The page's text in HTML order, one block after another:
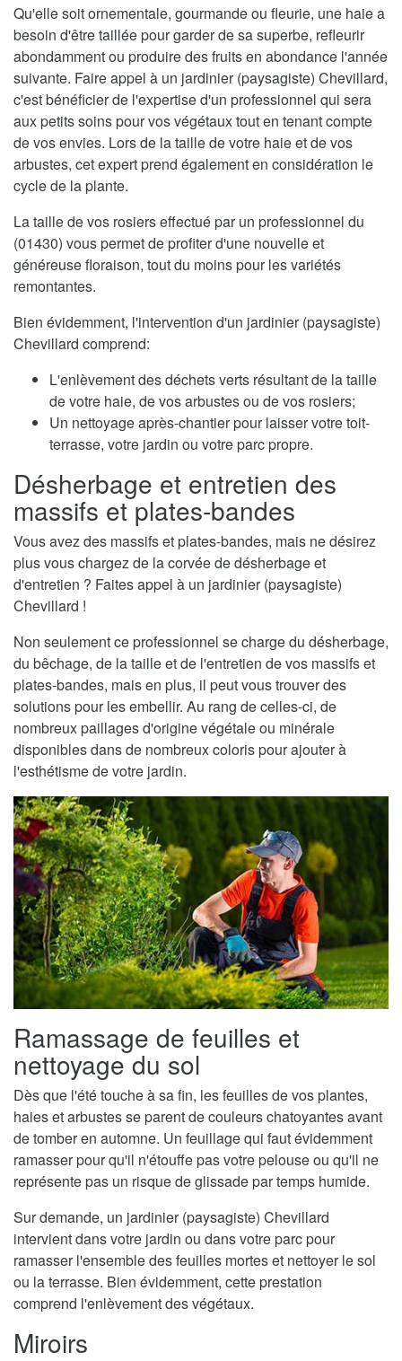
Qu'elle soit ornementale, gourmande ou fleurie, une haie a
besoin d'être taillée pour garder de sa superbe, refleurir
abondamment ou produire des fruits en abondance l'année
suivante. Faire appel à un jardinier (paysagiste) Chevillard,
c'est bénéficier de l'expertise d'un professionnel qui sera
aux petits soins pour vos végétaux tout en tenant compte
de vos envies. Lors de la taille de votre haie et de vos
arbustes, cet expert prend également en considération le
cycle de la plante.
La taille de vos rosiers effectué par un professionnel du
(01430) vous permet de profiter d'une nouvelle et
généreuse floraison, tout du moins pour les variétés
remontantes.
Bien évidemment, l'intervention d'un jardinier (paysagiste)
Chevillard comprend:
L'enlèvement des déchets verts résultant de la taille
de votre haie, de vos arbustes ou de vos rosiers;
Un nettoyage après-chantier pour laisser votre toit-
terrasse, votre jardin ou votre parc propre.
Désherbage et entretien des
massifs et plates-bandes
Vous avez des massifs et plates-bandes, mais ne désirez
plus vous chargez de la corvée de désherbage et
d'entretien ? Faites appel à un jardinier (paysagiste)
Chevillard !
Non seulement ce professionnel se charge du désherbage,
du bêchage, de la taille et de l'entretien de vos massifs et
plates-bandes, mais en plus, il peut vous trouver des
solutions pour les embellir. Au rang de celles-ci, de
nombreux paillages d'origine végétale ou minérale
disponibles dans de nombreux coloris pour ajouter à
l'esthétisme de votre jardin.
Ramassage de feuilles et
nettoyage du sol
Dès que l'été touche à sa fin, les feuilles de vos plantes,
haies et arbustes se parent de couleurs chatoyantes avant
de tomber en automne. Un feuillage qui faut évidemment
ramasser pour qu'il n'étouffe pas votre pelouse ou qu'il ne
représente pas un risque de glissade par temps humide.
Sur demande, un jardinier (paysagiste) Chevillard
intervient dans votre jardin ou dans votre parc pour
ramasser l'ensemble des feuilles mortes et nettoyer le sol
ou la terrasse. Bien évidemment, cette prestation
comprend l'enlèvement des végétaux.
Miroirs